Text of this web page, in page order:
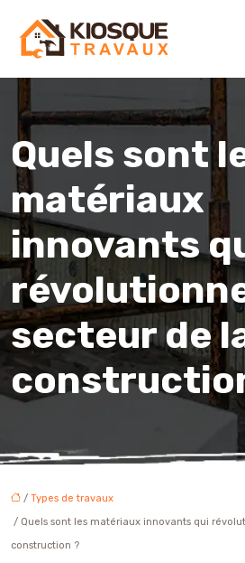
Quels sont
matériaux
innovants
secteur de
/ Types de travaux
/ Quels sont les matériaux innovants qui
construction ?